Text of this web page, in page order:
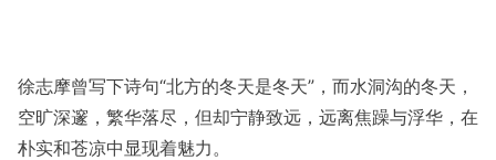
徐志摩曾写下诗句“北方的冬天是冬天”，而水洞沟的冬天，
空旷深邃，繁华落尽，但却宁静致远，远离焦躁与浮华，在
朴实和苍凉中显现着魅力。